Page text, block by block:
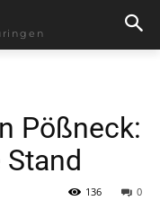
Pößneck:
0
136